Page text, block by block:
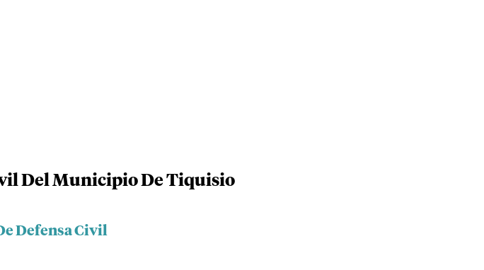
Del Municipio De Tiquisio
Defensa Civil